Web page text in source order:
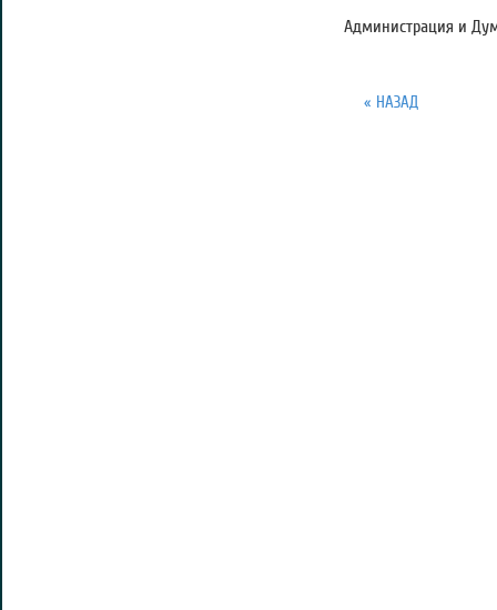
Администрация и
« НАЗАД